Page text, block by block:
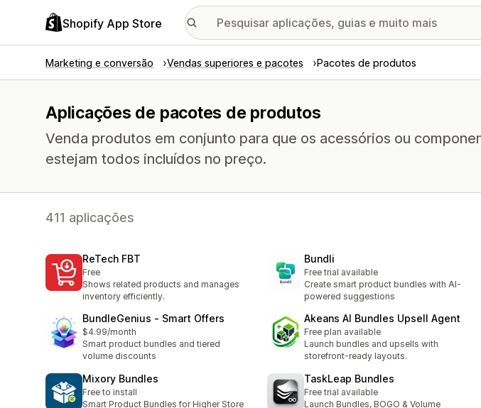
Shopify App Store
Marketing e conversão Vendas superiores e pacotes Pacotes de produtos
Aplicações de pacotes de produtos
Venda produtos em conjunto para que os acessórios ou
estejam todos incluídos no preço.
411 aplicações
ReTech FBT
Free
Shows related products and manages
inventory efficiently.
Bundli
Free trial available
Create smart product bundles with AI-
powered suggestions
BundleGenius ‑ Smart Offers
$4.99/month
Smart product bundles and tiered
volume discounts
Akeans AI Bundles Upsell Agent
Free plan available
Launch bundles and upsells with
storefront-ready layouts.
Mixory Bundles
Free to install
Smart Product Bundles for Higher Store
TaskLeap Bundles
Free trial available
Launch Bundles, BOGO & Volume